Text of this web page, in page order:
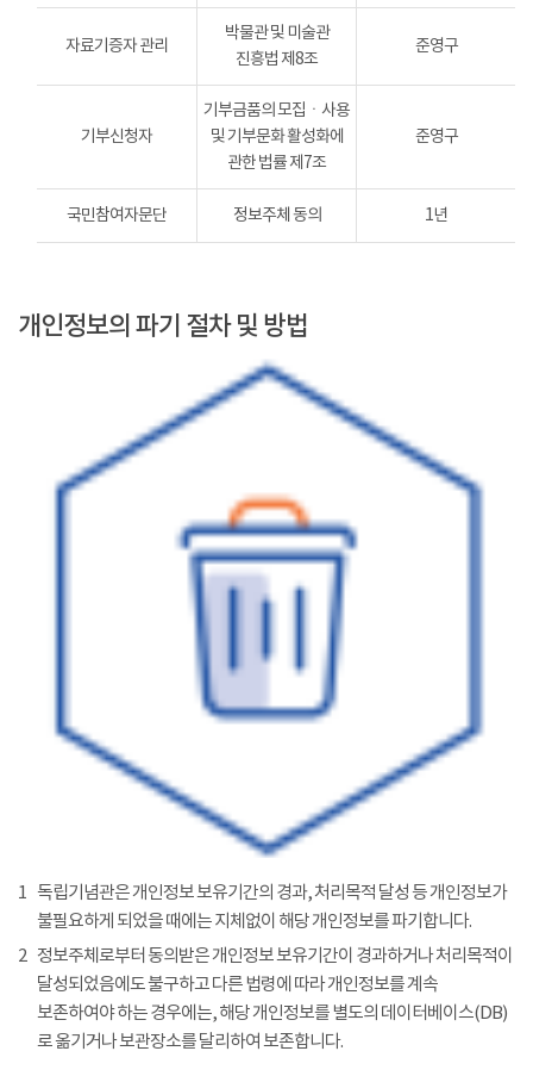
자료기증자 관리
박물관 및 미술관
진흥법 제8조
준영구
기부신청자
기부금품의 모집ㆍ사용
및 기부문화 활성화에
관한 법률 제7조
준영구
국민참여자문단 정보주체 동의 1년
개인정보의 파기 절차 및 방법
1 독립기념관은 개인정보 보유기간의 경과, 처리목적 달성 등 개인정보가
불필요하게 되었을 때에는 지체없이 해당 개인정보를 파기합니다.
2 정보주체로부터 동의받은 개인정보 보유기간이 경과하거나 처리목적이
달성되었음에도 불구하고 다른 법령에 따라 개인정보를 계속
보존하여야 하는 경우에는, 해당 개인정보를 별도의 데이터베이스(DB)
로 옮기거나 보관장소를 달리하여 보존합니다.